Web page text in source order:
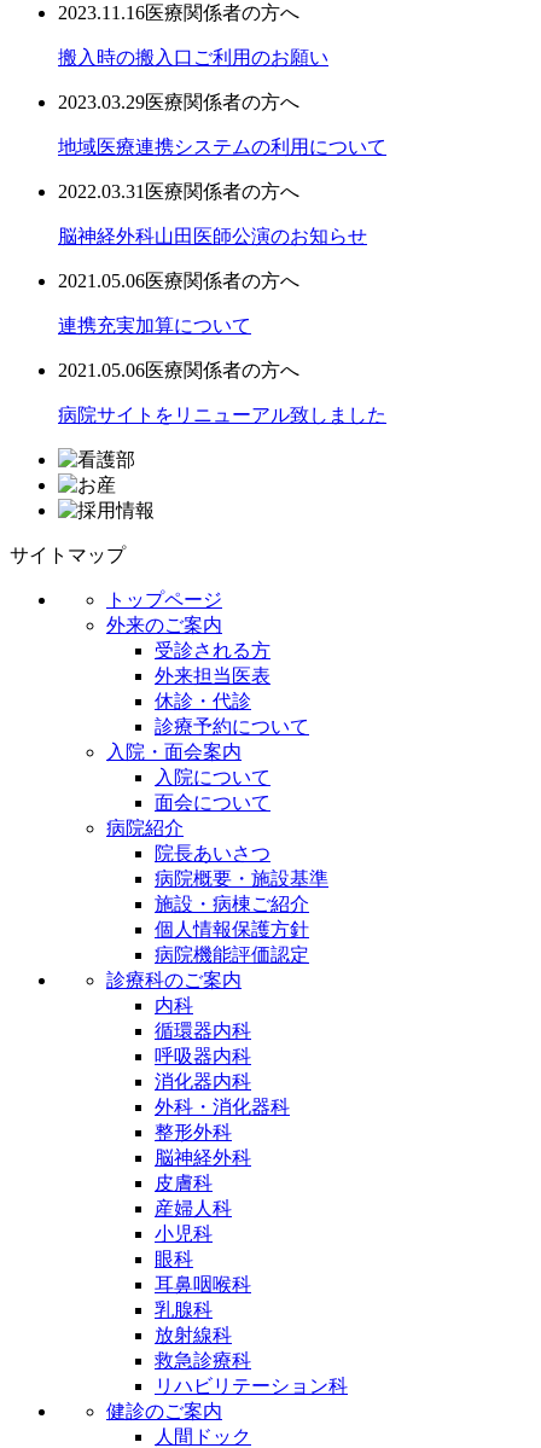
2023.11.16医療関係者の方へ
搬入時の搬入口ご利用のお願い
2023.03.29医療関係者の方へ
地域医療連携システムの利用について
2022.03.31 医療関係者の方へ
脳神経外科山田医師公演のお知らせ
2021.05.06医療関係者の方へ
連携充実加算について
2021.05.06医療関係者の方へ
病院サイトをリニューアル致しました
サイトマップ
トップページ
外来のご案内
受診される方
外来担当医表
休診・代診
診療予約について
入院・面会案内
入院について
面会について
病院紹介
院長あいさつ
病院概要・施設基準
施設・病棟ご紹介
個人情報保護方針
病院機能評価認定
診療科のご案内
内科
循環器内科
呼吸器内科
消化器内科
外科・消化器科
整形外科
脳神経外科
皮膚科
産婦人科
小児科
眼科
耳鼻咽喉科
乳腺科
放射線科
救急診療科
リハビリテーション科
健診のご案内
人間ドック